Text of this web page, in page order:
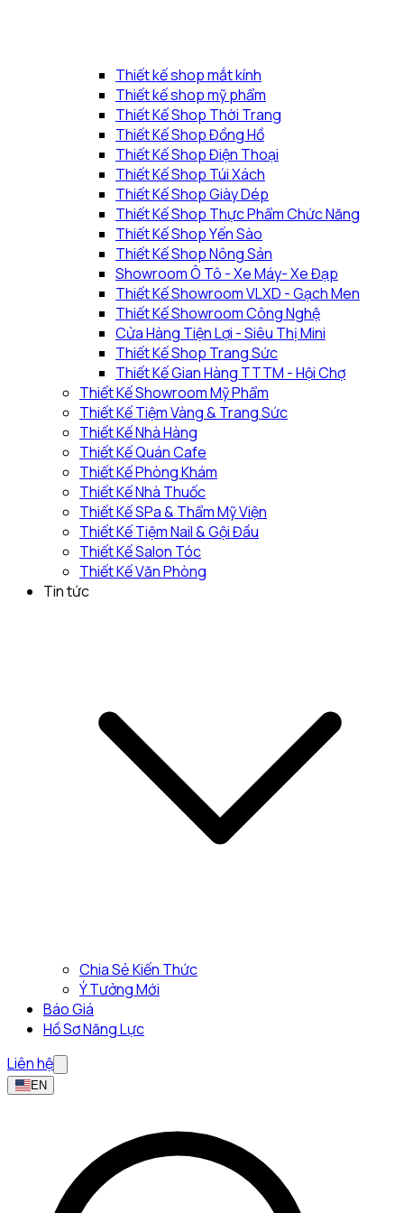
Thiết kế shop mắt kính
Thiết kế shop mỹ phẩm
Thiết Kế Shop Thời Trang
Thiết Kế Shop Đồng Hồ
Thiết Kế Shop Điện Thoại
Thiết Kế Shop Túi Xách
Thiết Kế Shop Giày Dép
Thiết Kế Shop Thực Phẩm Chức Năng
Thiết Kế Shop Yến Sào
Thiết Kế Shop Nông Sản
Showroom Ô Tô - Xe Máy- Xe Đạp
Thiết Kế Showroom VLXD - Gạch Men
Thiết Kế Showroom Công Nghệ
Cửa Hàng Tiện Lợi - Siêu Thị Mini
Thiết Kế Shop Trang Sức
Thiết Kế Gian Hàng TTTM - Hội Chợ
Thiết Kế Showroom Mỹ Phẩm
Thiết Kế Tiệm Vàng & Trang Sức
Thiết Kế Nhà Hàng
Thiết Kế Quán Cafe
Thiết Kế Phòng Khám
Thiết Kế Nhà Thuốc
Thiết Kế SPa & Thẩm Mỹ Viện
Thiết Kế Tiệm Nail & Gội Đầu
Thiết Kế Salon Tóc
Thiết Kế Văn Phòng
Tin tức
Chia Sẻ Kiến Thức
Ý Tưởng Mới
Báo Giá
Hồ Sơ Năng Lực
Liên hệ
EN